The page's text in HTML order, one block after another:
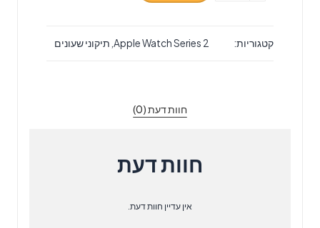
Apple
קטגוריות: Apple Watch Series 2 תיקוני שעונים
חוות דעת (0)
חוות דעת
אין עדיין חוות דעת.